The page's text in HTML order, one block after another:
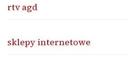
rtv agd
sklepy internetowe